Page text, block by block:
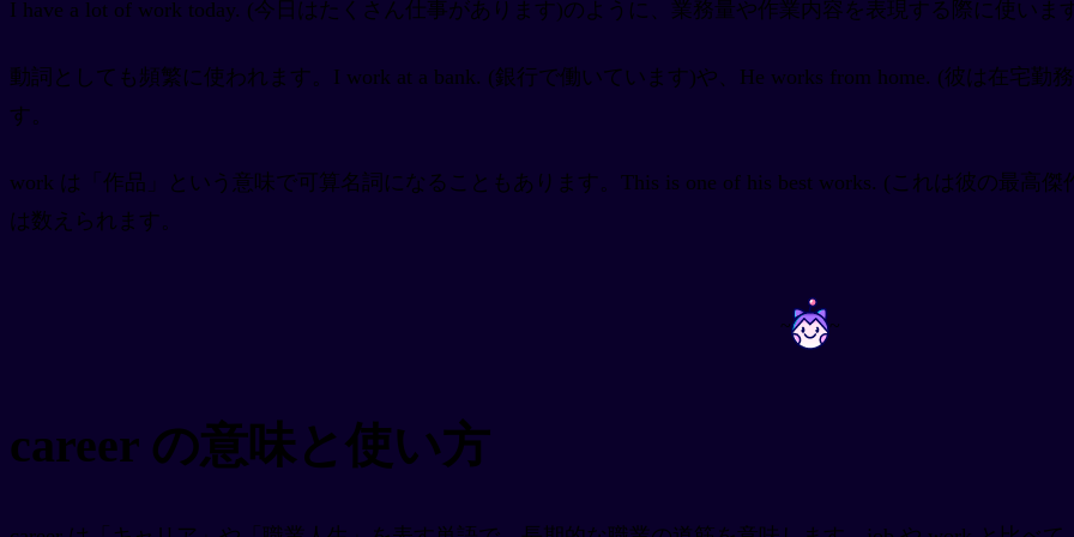
I have a lot of work today. (今日はたくさん仕事があります)のように、業務量や作業内容を表現する際に使い
動詞としても頻繁に使われます。I work at a bank. (銀行で働いています)や、He works from home. (彼は在宅
す。
work は「作品」という意味で可算名詞になることもあります。This is one of his best works. (これは彼の最高
は数えられます。
~ ~
career の意味と使い方